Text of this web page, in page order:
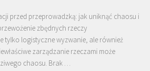
przed przeprowadzką: jak uniknąć chaosu i
zbędnych rzeczy
tylko logistyczne wyzwanie, ale również
zarządzanie rzeczami może
chaosu. Brak …